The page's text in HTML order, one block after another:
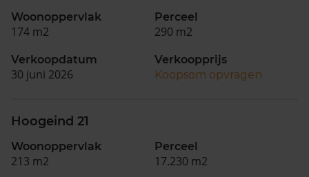
Woonoppervlak
174 m2
Perceel
290 m2
Verkoopdatum
30 juni 2026
Verkoopprijs
Koopsom opvragen
Hoogeind 21
Woonoppervlak
213 m2
Perceel
17.230 m2